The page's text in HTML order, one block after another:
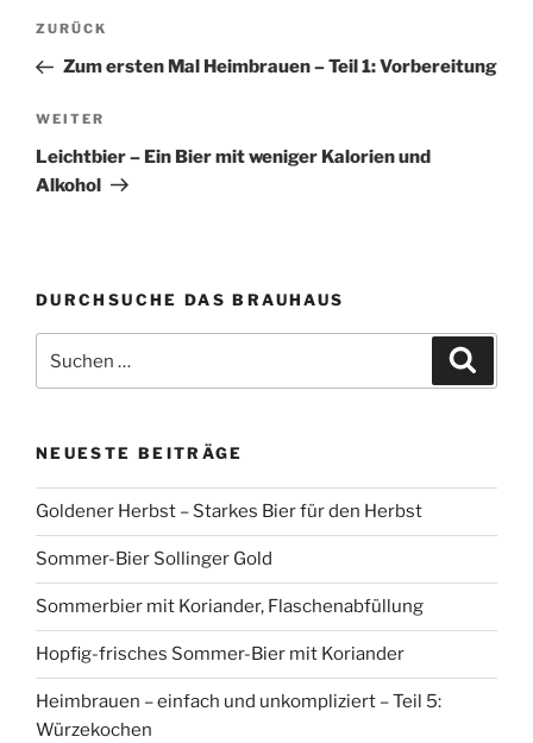
Beitragsnavigation
Vorheriger
Beitrag
ZURÜCK
Zum ersten Mal Heimbrauen – Teil 1: Vorbereitung
Nächster
Beitrag
WEITER
Leichtbier – Ein Bier mit weniger Kalorien und
Alkohol
DURCHSUCHE DAS BRAUHAUS
nach:
NEUESTE BEITRÄGE
Goldener Herbst – Starkes Bier für den Herbst
Sommer-Bier Sollinger Gold
Sommerbier mit Koriander, Flaschenabfüllung
Hopfig-frisches Sommer-Bier mit Koriander
Heimbrauen – einfach und unkompliziert – Teil 5:
Würzekochen